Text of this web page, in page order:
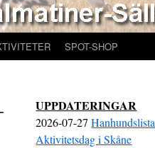
SPOT-SHOP
UPPDATERINGAR
2026-07-27Hanhundslista
Aktivitetsdag i Skåne